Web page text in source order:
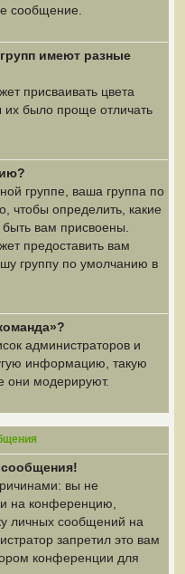
сообщение.
имеют разные
присваивать цвета
их было проще отличать
группе, ваша группа по
чтобы определить, какие
вам присвоены.
предоставить вам
группу по умолчанию в
администраторов и
информацию, такую
они модерируют.
вы не
на конференцию,
личных сообщений на
запретил это вам
конференции для